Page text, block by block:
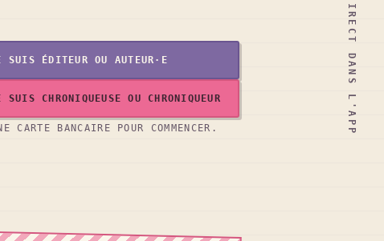
SUIS ÉDITEUR OU AUTEUR·E
SUIS CHRONIQUEUSE OU CHRONIQUEUR
CARTE BANCAIRE POUR COMMENCER.